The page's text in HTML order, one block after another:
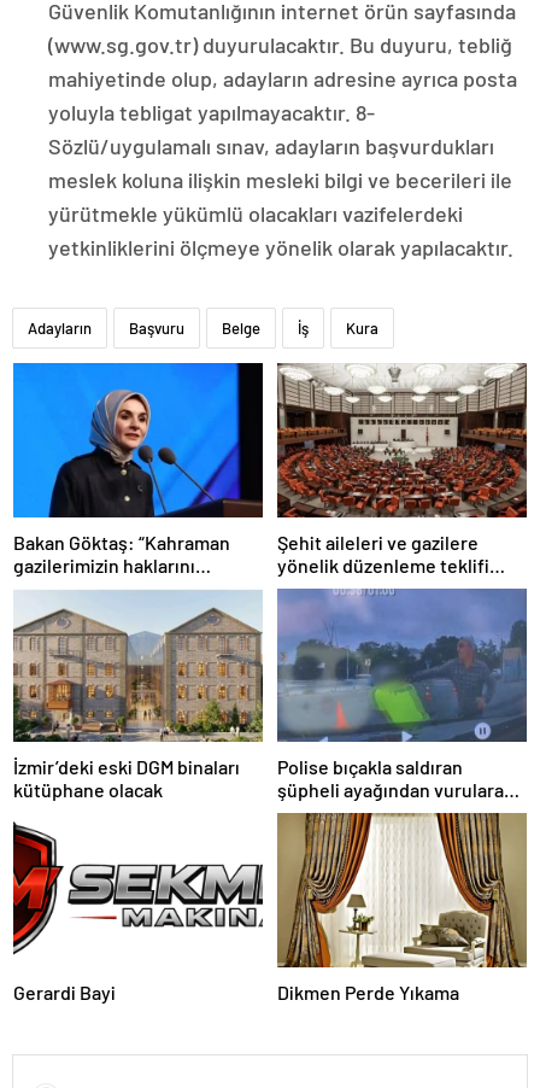
Güvenlik Komutanlığının internet örün sayfasında
(www.sg.gov.tr) duyurulacaktır. Bu duyuru, tebliğ
mahiyetinde olup, adayların adresine ayrıca posta
yoluyla tebligat yapılmayacaktır. 8-
Sözlü/uygulamalı sınav, adayların başvurdukları
meslek koluna ilişkin mesleki bilgi ve becerileri ile
yürütmekle yükümlü olacakları vazifelerdeki
yetkinliklerini ölçmeye yönelik olarak yapılacaktır.
Adayların Başvuru Belge İş Kura
Bakan Göktaş: “Kahraman
gazilerimizin haklarını
güçlendiren yeni bir dönemin
kapılarını aralıyoruz”
Şehit aileleri ve gazilere
yönelik düzenleme teklifi
Meclis’te kabul edildi
İzmir’deki eski DGM binaları
kütüphane olacak
Polise bıçakla saldıran
şüpheli ayağından vurularak
yakalandı
Gerardi Bayi Dikmen Perde Yıkama